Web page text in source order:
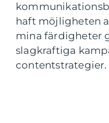
haft möjligheten
mina färdigheter
slagkraftiga
contentstrategier.